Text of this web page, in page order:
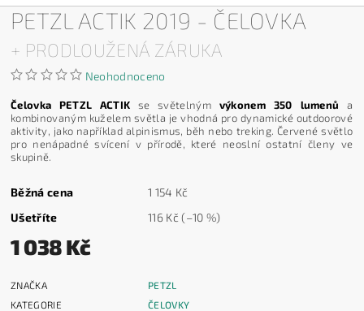
PETZL ACTIK 2019 - ČELOVKA
+ PRODLOUŽENÁ ZÁRUKA
Neohodnoceno
Čelovka PETZL ACTIK se světelným výkonem 350 lumenů a
kombinovaným kuželem světla je vhodná pro dynamické outdoorové
aktivity, jako například alpinismus, běh nebo treking. Červené světlo
pro nenápadné svícení v přírodě, které neoslní ostatní členy ve
skupině.
Běžná cena
1 154 Kč
Ušetříte
116 Kč(–10 %)
1 038 Kč
ZNAČKA
PETZL
KATEGORIE
ČELOVKY